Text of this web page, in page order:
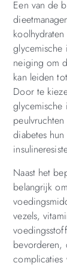
Een van de
neiging om
kan leiden
Door te
glycemische
diabetes
Naast het
belangrijk
vezels,
bevorderen,
complicaties